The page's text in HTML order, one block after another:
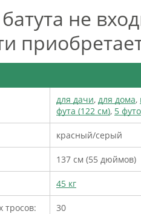
не
для дачи, для дома,
фута (122 см), 5
красный/серый
137 см (55 дюймов)
45 кг
тросов: 30